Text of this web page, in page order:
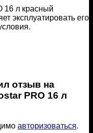
16 л красный
эксплуатировать его
отзыв на
PRO 16 л
авторизоваться.